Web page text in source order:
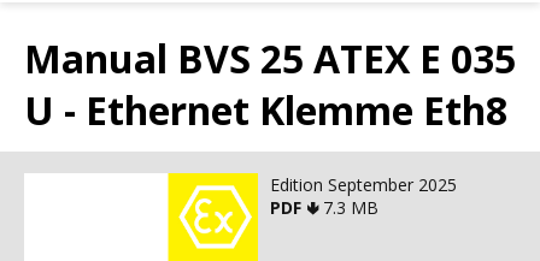
Manual BVS 25 ATEX E 035
U - Ethernet Klemme Eth8
Edition September 2025
PDF 🢃 7.3 MB